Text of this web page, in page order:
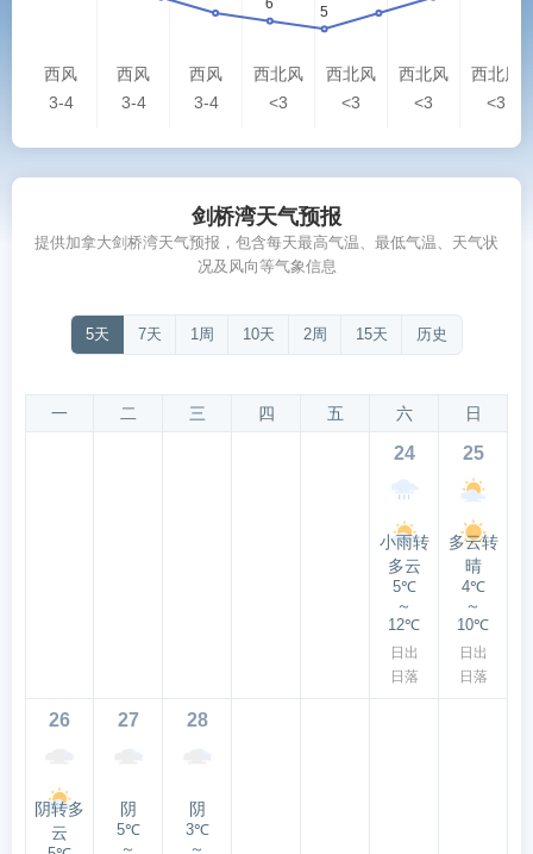
西风
3-4
西风
3-4
西风
3-4
西北风
<3
西北风
<3
西北风
<3
西北风
<3
剑桥湾天气预报
提供加拿大剑桥湾天气预报，包含每天最高气温、最低气温、天气状
况及风向等气象信息
5天 7天 1周 10天 2周 15天 历史
一 二 三 四 五 六 日
24
小雨转
多云
5℃
～
12℃
日出
日落
25
多云转
晴
4℃
～
10℃
日出
日落
26
阴转多
云
27
阴
5℃
～
28
阴
3℃
～